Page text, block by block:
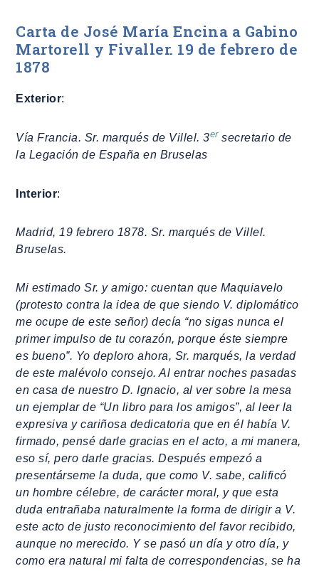
Carta de José María Encina a Gabino
Martorell y Fivaller. 19 de febrero de
1878
Exterior:
Vía Francia. Sr. marqués de Villel. 3er secretario de
la Legación de España en Bruselas
Interior:
Madrid, 19 febrero 1878. Sr. marqués de Villel.
Bruselas.
Mi estimado Sr. y amigo: cuentan que Maquiavelo
(protesto contra la idea de que siendo V. diplomático
me ocupe de este señor) decía “no sigas nunca el
primer impulso de tu corazón, porque éste siempre
es bueno”. Yo deploro ahora, Sr. marqués, la verdad
de este malévolo consejo. Al entrar noches pasadas
en casa de nuestro D. Ignacio, al ver sobre la mesa
un ejemplar de “Un libro para los amigos”, al leer la
expresiva y cariñosa dedicatoria que en él había V.
firmado, pensé darle gracias en el acto, a mi manera,
eso sí, pero darle gracias. Después empezó a
presentárseme la duda, que como V. sabe, calificó
un hombre célebre, de carácter moral, y que esta
duda entrañaba naturalmente la forma de dirigir a V.
este acto de justo reconocimiento del favor recibido,
aunque no merecido. Y se pasó un día y otro día, y
como era natural mi falta de correspondencias, se ha